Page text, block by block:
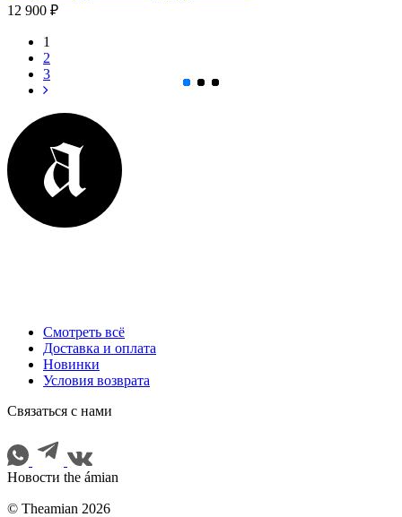
12 900 ₽
1
2
3
Смотреть всё
Доставка и оплата
Новинки
Условия возврата
Cвязаться с нами
Новости the ámian
© Theamian 2026